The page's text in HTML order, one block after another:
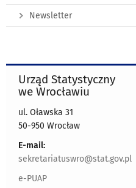
Newsletter
Urząd Statystyczny
we Wrocławiu
ul. Oławska 31
50-950 Wrocław
E-mail:
sekretariatuswro@stat.gov.pl
e-PUAP